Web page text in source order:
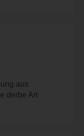
aus
derbe Art